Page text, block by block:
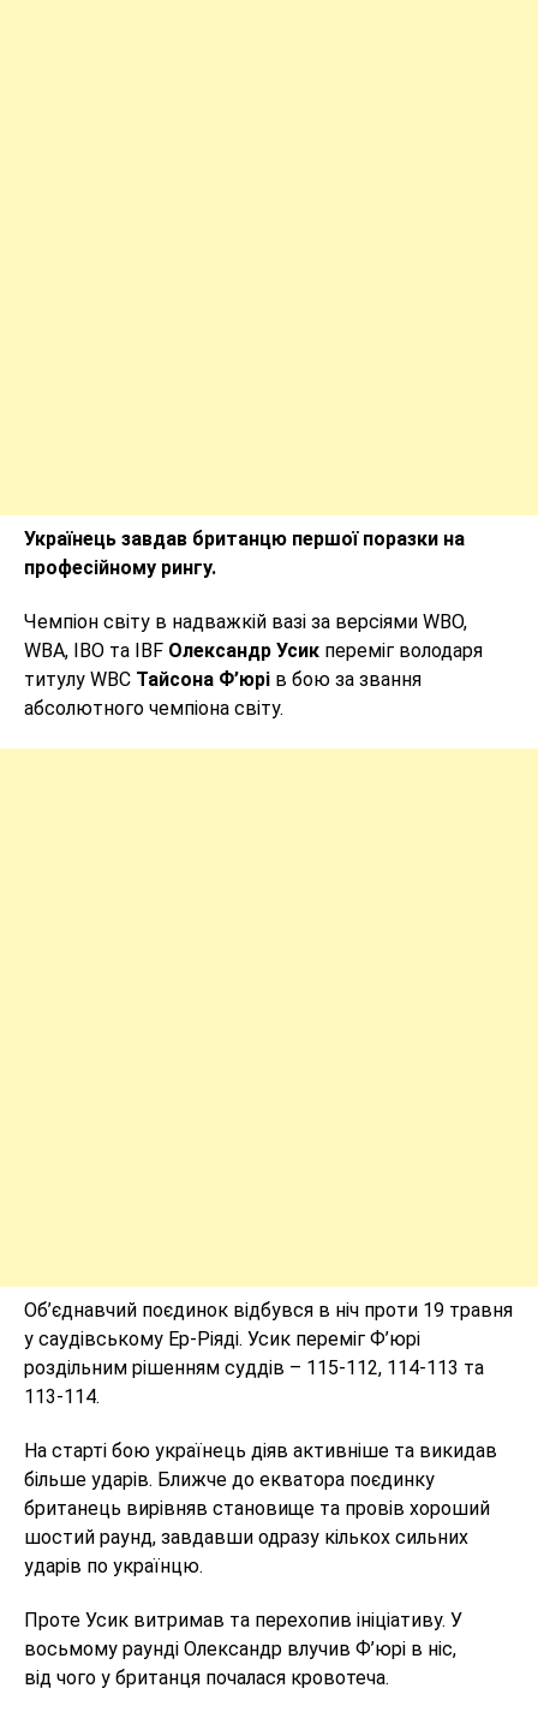
Українець завдав британцю першої поразки на
професійному рингу.
Чемпіон світу в надважкій вазі за версіями WBO,
WBA, IBO та IBF Олександр Усик переміг володаря
титулу WBC Тайсона Ф’юрі в бою за звання
абсолютного чемпіона світу.
Об’єднавчий поєдинок відбувся в ніч проти 19 травня
у саудівському Ер-Ріяді. Усик переміг Ф’юрі
роздільним рішенням суддів – 115-112, 114-113 та
113-114.
На старті бою українець діяв активніше та викидав
більше ударів. Ближче до екватора поєдинку
британець вирівняв становище та провів хороший
шостий раунд, завдавши одразу кількох сильних
ударів по українцю.
Проте Усик витримав та перехопив ініціативу. У
восьмому раунді Олександр влучив Ф’юрі в ніс,
від чого у британця почалася кровотеча.